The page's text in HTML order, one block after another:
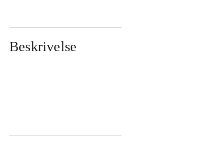
Beskrivelse